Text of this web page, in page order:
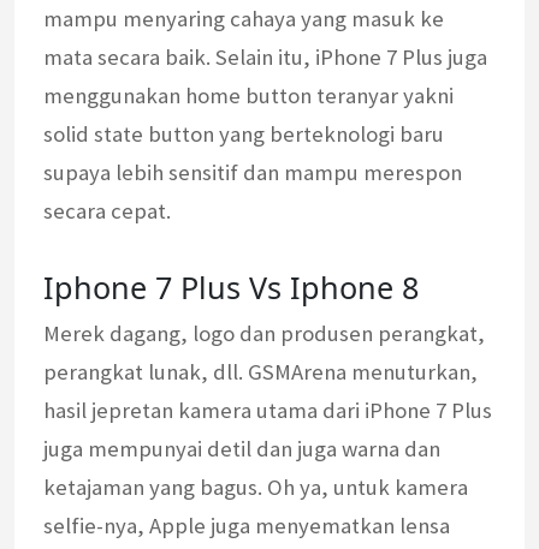
mampu menyaring cahaya yang masuk ke
mata secara baik. Selain itu, iPhone 7 Plus juga
menggunakan home button teranyar yakni
solid state button yang berteknologi baru
supaya lebih sensitif dan mampu merespon
secara cepat.
Iphone 7 Plus Vs Iphone 8
Merek dagang, logo dan produsen perangkat,
perangkat lunak, dll. GSMArena menuturkan,
hasil jepretan kamera utama dari iPhone 7 Plus
juga mempunyai detil dan juga warna dan
ketajaman yang bagus. Oh ya, untuk kamera
selfie-nya, Apple juga menyematkan lensa